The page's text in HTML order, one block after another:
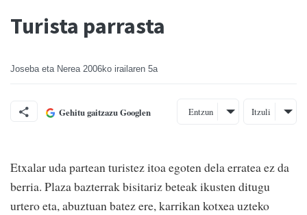
Turista parrasta
Joseba eta Nerea 2006ko irailaren 5a
Gehitu gaitzazu Googlen Entzun Itzuli
Etxalar uda partean turistez itoa egoten dela erratea ez da
berria. Plaza bazterrak bisitariz beteak ikusten ditugu
urtero eta, abuztuan batez ere, karrikan kotxea uzteko